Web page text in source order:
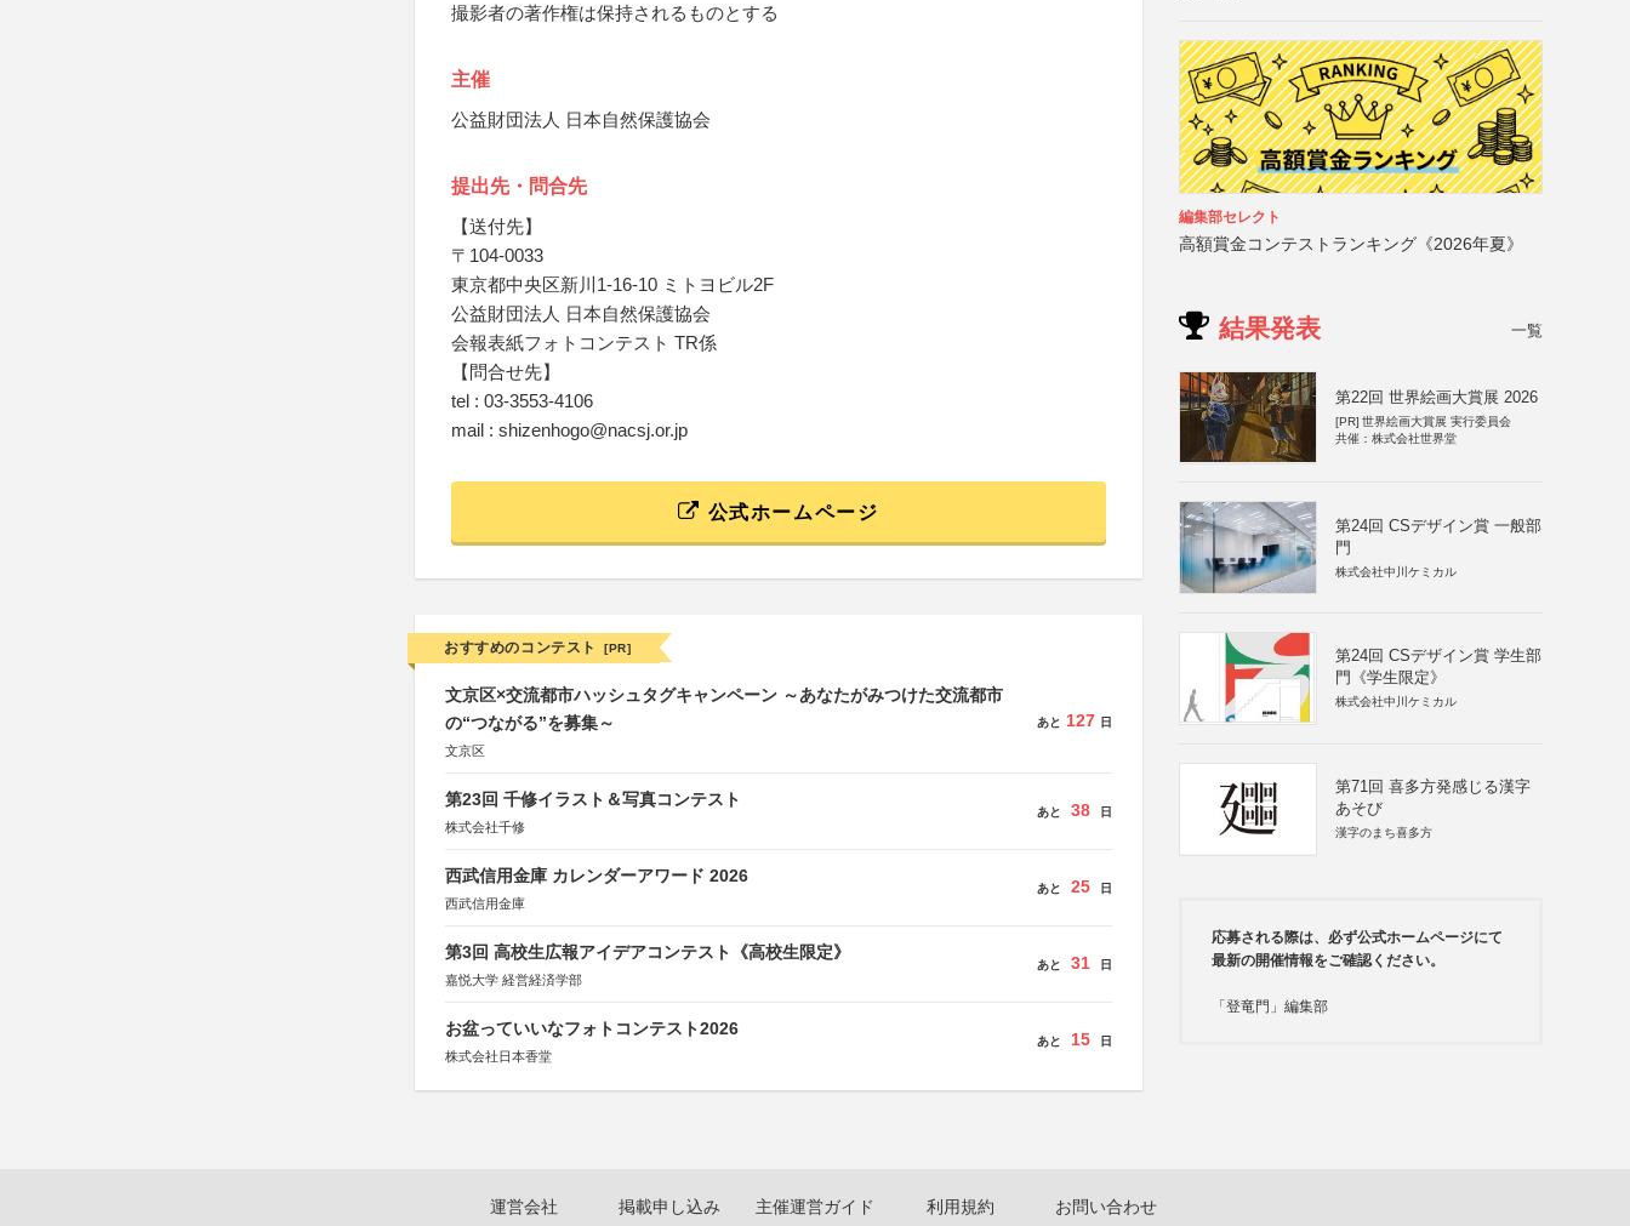
撮影者の著作権は保持されるものとする
主催
公益財団法人 日本自然保護協会
提出先・問合先
【送付先】
〒104-0033
東京都中央区新川1-16-10 ミトヨビル2F
公益財団法人 日本自然保護協会
会報表紙フォトコンテスト TR係
【問合せ先】
tel : 03-3553-4106
mail : shizenhogo@nacsj.or.jp
公式ホームページ
おすすめのコンテスト [PR]
文京区×交流都市ハッシュタグキャンペーン ～あなたがみつけた交流都市
の“つながる”を募集～
文京区
あと 127 日
第23回 千修イラスト＆写真コンテスト
株式会社千修
あと 38 日
西武信用金庫 カレンダーアワード 2026
西武信用金庫
あと 25 日
第3回 高校生広報アイデアコンテスト《高校生限定》
嘉悦大学 経営経済学部
あと 31 日
お盆っていいなフォトコンテスト2026
株式会社日本香堂
あと 15 日
編集部セレクト
高額賞金コンテストランキング《2026年夏》
結果発表 一覧
第22回 世界絵画大賞展 2026
[PR] 世界絵画大賞展 実行委員会
共催：株式会社世界堂
第24回 CSデザイン賞 一般部
門
株式会社中川ケミカル
第24回 CSデザイン賞 学生部
門《学生限定》
株式会社中川ケミカル
第71回 喜多方発感じる漢字
あそび
漢字のまち喜多方
応募される際は、必ず公式ホームページにて
最新の開催情報をご確認ください。
「登竜門」編集部
運営会社 掲載申し込み 主催運営ガイド 利用規約 お問い合わせ